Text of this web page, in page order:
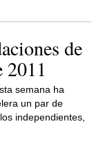
de
2011
semana ha
un par de
independientes,